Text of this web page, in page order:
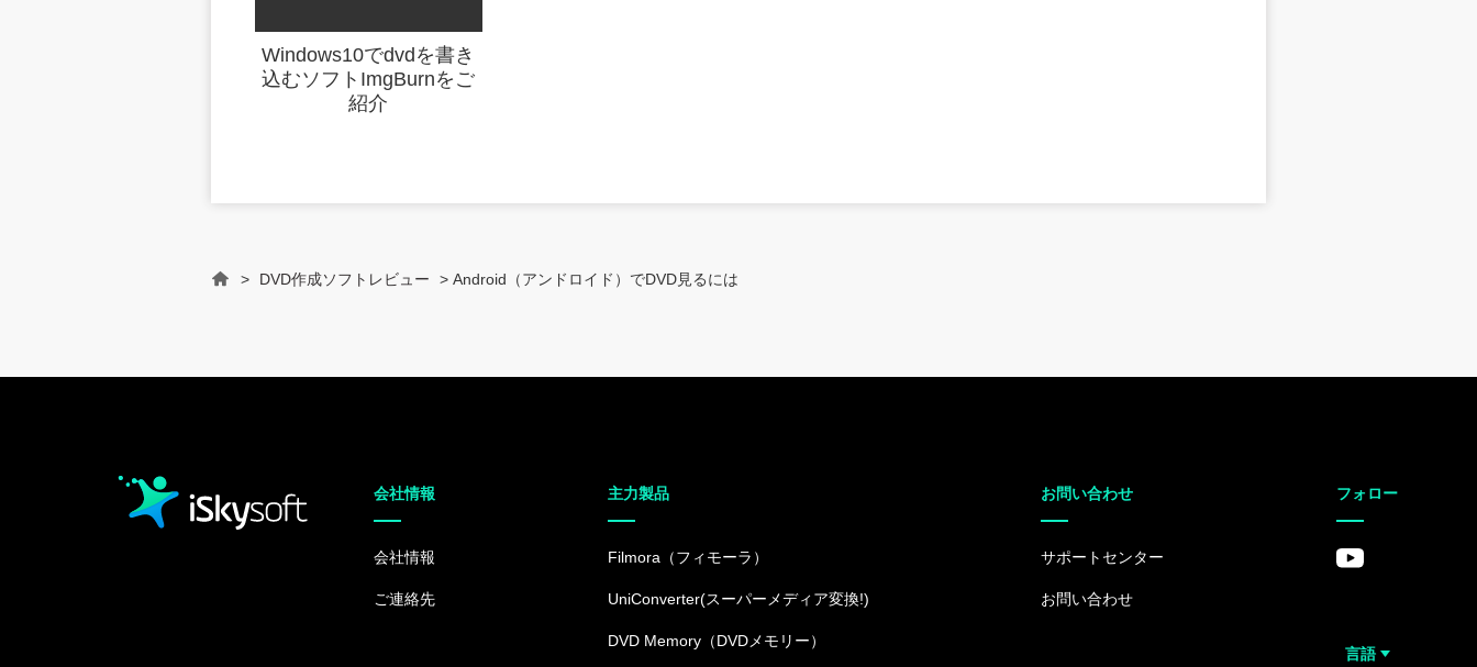
Windows10でdvdを書き
込むソフトImgBurnをご
紹介
> DVD作成ソフトレビュー > Android（アンドロイド）でDVD見るには
会社情報
会社情報
ご連絡先
主力製品
Filmora（フィモーラ）
UniConverter(スーパーメディア変換!)
DVD Memory（DVDメモリー）
お問い合わせ
サポートセンター
お問い合わせ
フォロー
言語